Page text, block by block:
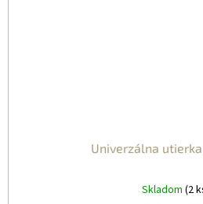
Univerzálna
Skladom (2